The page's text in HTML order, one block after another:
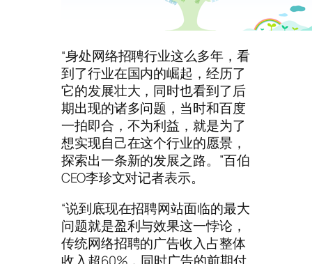
“身处网络招聘行业这么多年，看
到了行业在国内的崛起，经历了
它的发展壮大，同时也看到了后
期出现的诸多问题，当时和百度
一拍即合，不为利益，就是为了
想实现自己在这个行业的愿景，
探索出一条新的发展之路。”百伯
CEO李珍文对记者表示。
“说到底现在招聘网站面临的最大
问题就是盈利与效果这一悖论，
传统网络招聘的广告收入占整体